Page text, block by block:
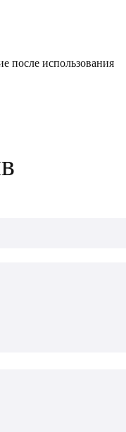
после использования